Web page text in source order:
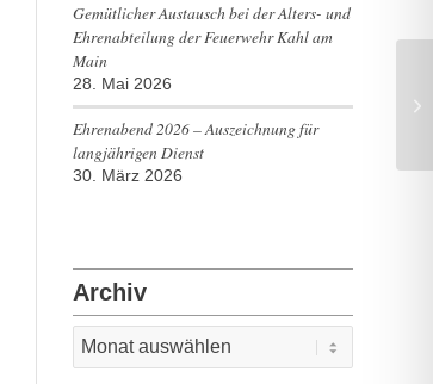
Gemütlicher Austausch bei der Alters- und
Ehrenabteilung der Feuerwehr Kahl am
Main
28. Mai 2026
Ehrenabend 2026 – Auszeichnung für
langjährigen Dienst
30. März 2026
Archiv